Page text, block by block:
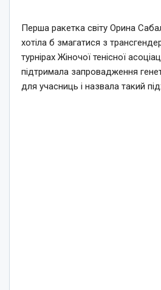
Перша ракетка світу Орина
хотіла б змагатися з
турнірах Жіночої тенісної
підтримала запровадження
для учасниць і назвала такий